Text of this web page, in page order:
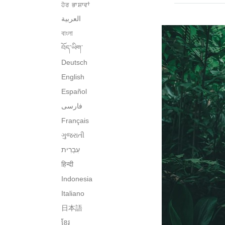
ਹੋਰ ਭਾਸ਼ਾਵਾਂ
العربية
বাংলা
བོད་ཡིག་
Deutsch
English
Español
فارسی
Français
ગુજરાતી
हिन्दी
Indonesia
Italiano
日本語
ខ្មែរ